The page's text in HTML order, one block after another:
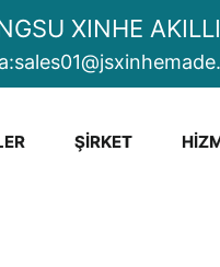
XINHE
ŞIRKET